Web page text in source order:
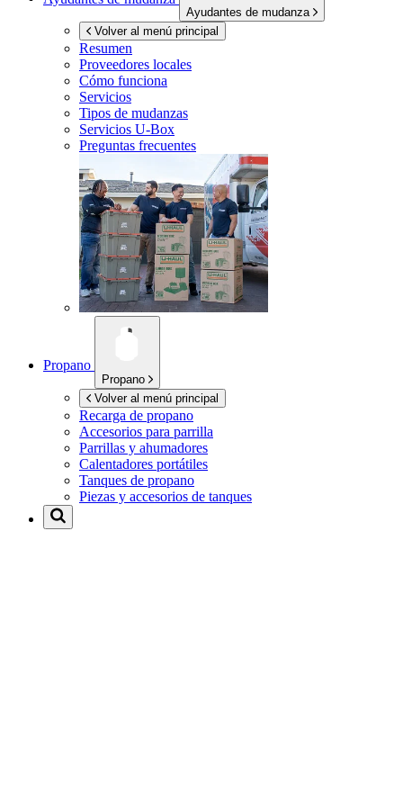
Ayudantes de mudanza
Volver al menú principal
Resumen
Proveedores locales
Cómo funciona
Servicios
Tipos de mudanzas
Servicios U-Box
Preguntas frecuentes
Propano
Propano
Volver al menú principal
Recarga de propano
Accesorios para parrilla
Parrillas y ahumadores
Calentadores portátiles
Tanques de propano
Piezas y accesorios de tanques